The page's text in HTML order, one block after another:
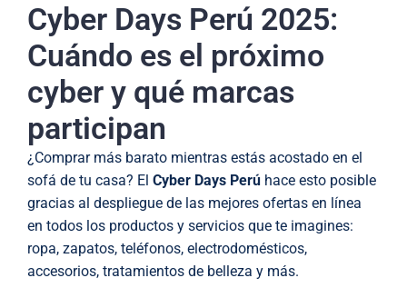
Cyber Days Perú 2025:
Cuándo es el próximo
cyber y qué marcas
participan
¿Comprar más barato mientras estás acostado en el
sofá de tu casa? El Cyber Days Perú hace esto posible
gracias al despliegue de las mejores ofertas en línea
en todos los productos y servicios que te imagines:
ropa, zapatos, teléfonos, electrodomésticos,
accesorios, tratamientos de belleza y más.